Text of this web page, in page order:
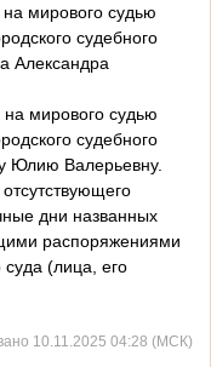
мирового судью
судебного
Александра
мирового судью
судебного
Юлию Валерьевну.
дни названных
распоряжениями
суда (лица, его
10.11.2025 04:28 (МСК)